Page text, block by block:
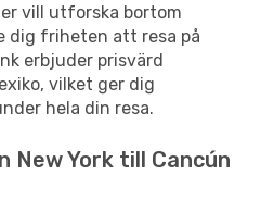
vill utforska bortom
dig friheten att resa på
erbjuder prisvärd
vilket ger dig
hela din resa.
New York till Cancún